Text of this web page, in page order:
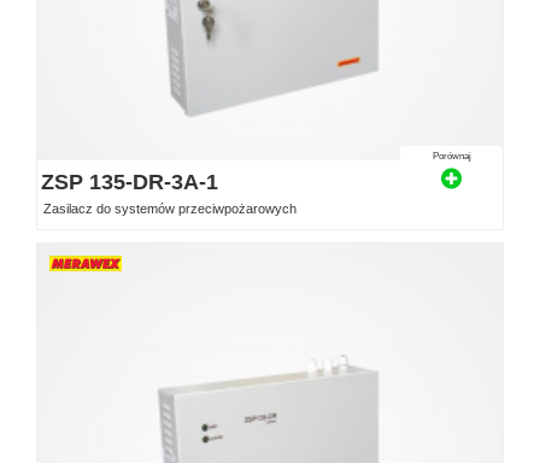
Porównaj
ZSP 135-DR-3A-1
Zasilacz do systemów przeciwpożarowych